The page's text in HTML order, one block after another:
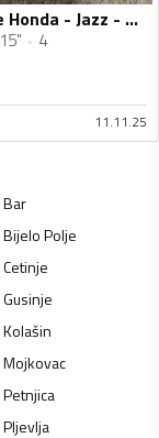
Ratkapne Honda - Jazz - 15" - 4 kom.
15" 4
11.11.25
Bar
Bijelo Polje
Cetinje
Gusinje
Kolašin
Mojkovac
Petnjica
Pljevlja